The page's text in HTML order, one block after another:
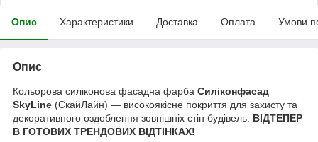
Опис Характеристики Доставка Оплата Умови
Опис
Кольорова силіконова фасадна фарба Силіконфасад
SkyLine (СкайЛайн) — високоякісне покриття для захисту та
декоративного оздоблення зовнішніх стін будівель. ВІДТЕПЕР
В ГОТОВИХ ТРЕНДОВИХ ВІДТІНКАХ!